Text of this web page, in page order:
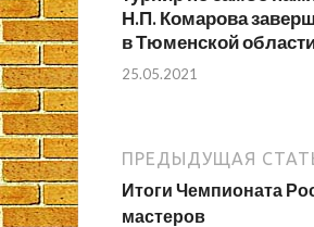
Н.П. Комарова
в Тюменской
25.05.2021
ПРЕДЫДУЩАЯ
Итоги Чемпионата
мастеров